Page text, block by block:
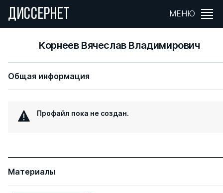
ДИССЕРНЕТ МЕНЮ
Корнеев Вячеслав Владимирович
Общая информация
Профайл пока не создан.
Материалы